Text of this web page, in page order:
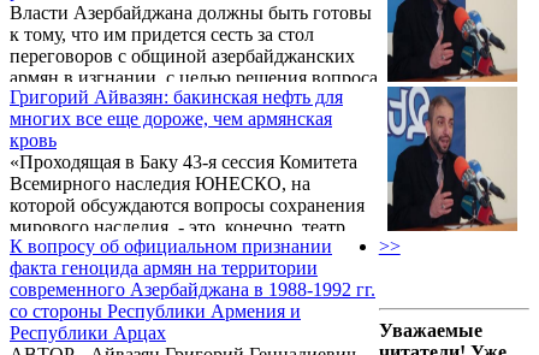
Власти Азербайджана должны быть готовы
к тому, что им придется сесть за стол
переговоров с общиной азербайджанских
армян в изгнании, с целью решения вопроса
будущего устройства Азербайджана (его
конфедерализации). При этом, арцахский
вопрос останется за рамками этих
переговоров, так как Арцах к нынешнему
Азербайджану и будущей
«Азербайджанской конфедерации» не имеет
никакого отношения. Об этом и других
вопросах армяно-азербайджанских
отношений Информационный Центр
«Еркрамас» побеседовал с председателем ...
Григорий Айвазян: бакинская нефть для
многих все еще дороже, чем армянская
кровь
«Проходящая в Баку 43-я сессия Комитета
Всемирного наследия ЮНЕСКО, на
которой обсуждаются вопросы сохранения
мирового наследия, - это, конечно, театр
абсурда и королевство кривых зеркал», -
сказал в интервью Информационному
Центру «Еркрамас» председатель НПО
«Ассамблея Азербайджанских Армян»
Григорий Айвазян.
К вопросу об официальном признании
факта геноцида армян на территории
современного Азербайджана в 1988-1992 гг.
со стороны Республики Армения и
Республики Арцах
>>
Уважаемые